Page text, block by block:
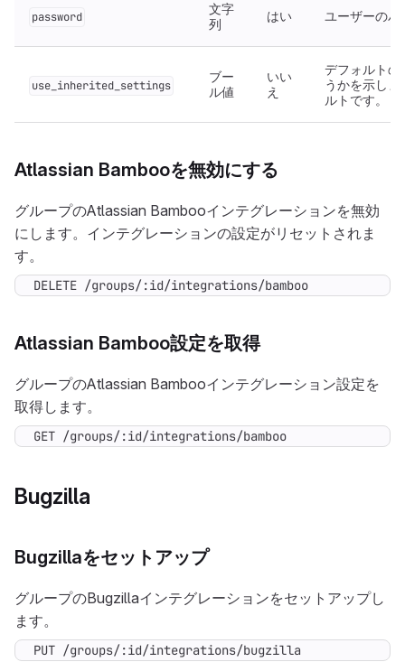
password
文字
列
はい ユーザーのパ
use_inherited_settings
ブー
ル値
いい
え
デフォルトの
うかを示しま
ルトです。
Atlassian Bambooを無効にする
グループのAtlassian Bambooインテグレーションを無効
にします。インテグレーションの設定がリセットされま
す。
DELETE /groups/:id/integrations/bamboo
Atlassian Bamboo設定を取得
グループのAtlassian Bambooインテグレーション設定を
取得します。
GET /groups/:id/integrations/bamboo
Bugzilla
Bugzillaをセットアップ
グループのBugzillaインテグレーションをセットアップし
ます。
PUT /groups/:id/integrations/bugzilla